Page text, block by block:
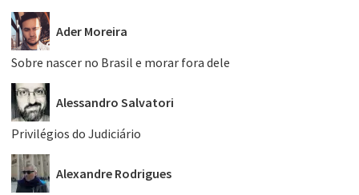
Ader Moreira
Sobre nascer no Brasil e morar fora dele
Alessandro Salvatori
Privilégios do Judiciário
Alexandre Rodrigues